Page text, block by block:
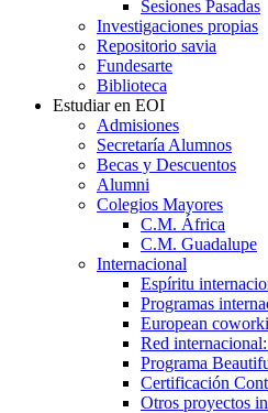
Sesiones Pasadas
Investigaciones propias
Repositorio savia
Fundesarte
Biblioteca
Estudiar en EOI
Admisiones
Secretaría Alumnos
Becas y Descuentos
Alumni
Colegios Mayores
C.M. África
C.M. Guadalupe
Internacional
Espíritu
Programas
European
Red
Programa
Certificación
Otros proyectos